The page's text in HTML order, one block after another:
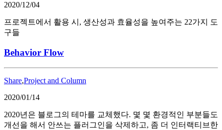
2020/12/04
프로젝트에서 활용 시, 생산성과 효율성을 높여주는 22가지 도
구들
Behavior Flow
Share,Project and Column
2020/01/14
2020년은 블로그의 테마를 교체했다. 몇 몇 환경적인 부분들도
개선을 해서 안쓰는 플러그인을 삭제하고, 좀 더 인터랙티브한